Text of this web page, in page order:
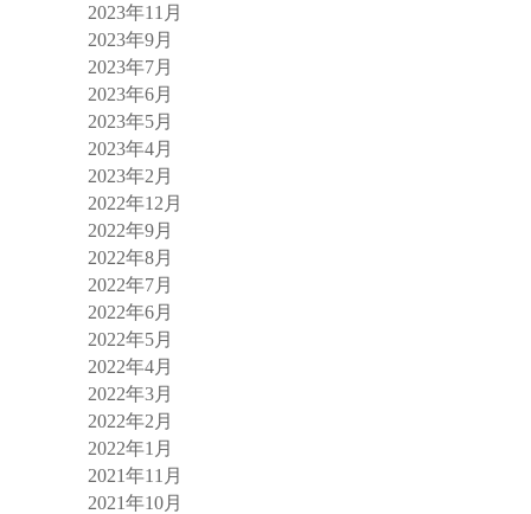
2023年11月
2023年9月
2023年7月
2023年6月
2023年5月
2023年4月
2023年2月
2022年12月
2022年9月
2022年8月
2022年7月
2022年6月
2022年5月
2022年4月
2022年3月
2022年2月
2022年1月
2021年11月
2021年10月